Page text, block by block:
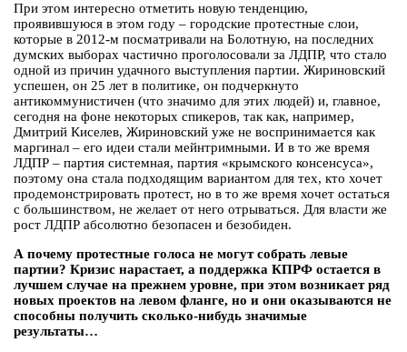
При этом интересно отметить новую тенденцию,
проявившуюся в этом году – городские протестные слои,
которые в 2012-м посматривали на Болотную, на последних
думских выборах частично проголосовали за ЛДПР, что стало
одной из причин удачного выступления партии. Жириновский
успешен, он 25 лет в политике, он подчеркнуто
антикоммунистичен (что значимо для этих людей) и, главное,
сегодня на фоне некоторых спикеров, так как, например,
Дмитрий Киселев, Жириновский уже не воспринимается как
маргинал – его идеи стали мейнтримными. И в то же время
ЛДПР – партия системная, партия «крымского консенсуса»,
поэтому она стала подходящим вариантом для тех, кто хочет
продемонстрировать протест, но в то же время хочет остаться
с большинством, не желает от него отрываться. Для власти же
рост ЛДПР абсолютно безопасен и безобиден.
А почему протестные голоса не могут собрать левые
партии? Кризис нарастает, а поддержка КПРФ остается в
лучшем случае на прежнем уровне, при этом возникает ряд
новых проектов на левом фланге, но и они оказываются не
способны получить сколько-нибудь значимые
результаты…